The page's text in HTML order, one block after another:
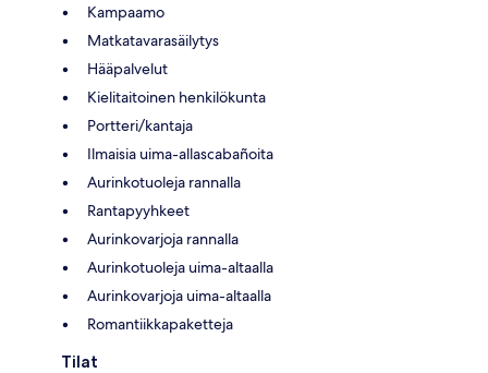
Kampaamo
Matkatavarasäilytys
Hääpalvelut
Kielitaitoinen henkilökunta
Portteri/kantaja
Ilmaisia uima-allascabañoita
Aurinkotuoleja rannalla
Rantapyyhkeet
Aurinkovarjoja rannalla
Aurinkotuoleja uima-altaalla
Aurinkovarjoja uima-altaalla
Romantiikkapaketteja
Tilat